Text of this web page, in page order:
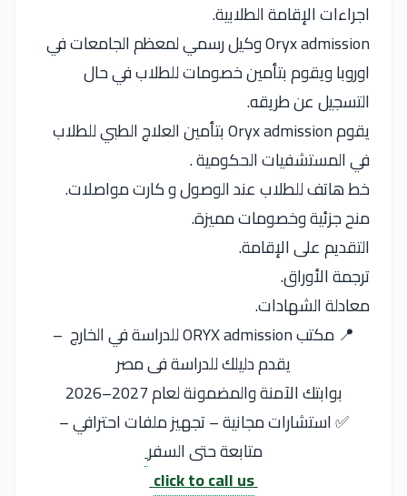
اجراءات الإقامة الطلابية.
Oryx admission وكيل رسمي لمعظم الجامعات في
اوروبا ويقوم بتأمين خصومات للطلاب في حال
التسجيل عن طريقه.
يقوم Oryx admission بتأمين العلاج الطبي للطلاب
في المستشفيات الحكومية .
خط هاتف للطلاب عند الوصول و كارت مواصلات.
منح جزئية وخصومات مميزة.
التقديم على الإقامة.
ترجمة الأوراق.
معادلة الشهادات.
📍 مكتب ORYX admission للدراسة في الخارج –
يقدم دليلك للدراسة فى مصر
بوابتك الآمنة والمضمونة لعام 2027–2026
✅ استشارات مجانية – تجهيز ملفات احترافي –
متابعة حتى السفر
click to call us